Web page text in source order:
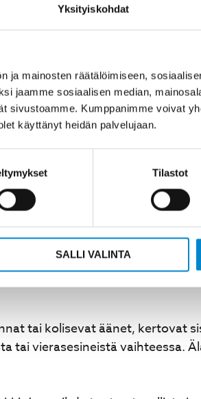
Yksityiskohdat
ja mainosten räätälöimiseen,
jaamme sosiaalisen median,
sivustoamme. Kumppanimme voivat
käyttänyt heidän palvelujaan.
Tilastot
SALLI VALINTA
öljyn valua kokonaan ulos
ja kiinnitä takaisin
kautta oikeaan tasoon
ja lisää tarvittaessa
öljyvuodot, epänormaalit
viittaavat
Pienetkin pisarat kertovat
joten ne tulee korjata
tai kolisevat äänet, kertovat
tai vierasesineistä vaihteessa.